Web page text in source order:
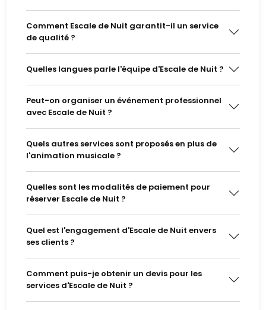
Comment Escale de Nuit garantit-il un service
de qualité ?
Quelles langues parle l'équipe d'Escale de Nuit ?
Peut-on organiser un événement professionnel
avec Escale de Nuit ?
Quels autres services sont proposés en plus de
l'animation musicale ?
Quelles sont les modalités de paiement pour
réserver Escale de Nuit ?
Quel est l'engagement d'Escale de Nuit envers
ses clients ?
Comment puis-je obtenir un devis pour les
services d'Escale de Nuit ?